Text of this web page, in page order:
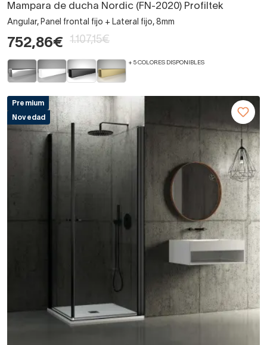
Mampara de ducha Nordic (FN-2020) Profiltek
Angular, Panel frontal fijo + Lateral fijo, 8mm
752,86€ 1.107,15€
+ 5 COLORES DISPONIBLES
Premium
Novedad